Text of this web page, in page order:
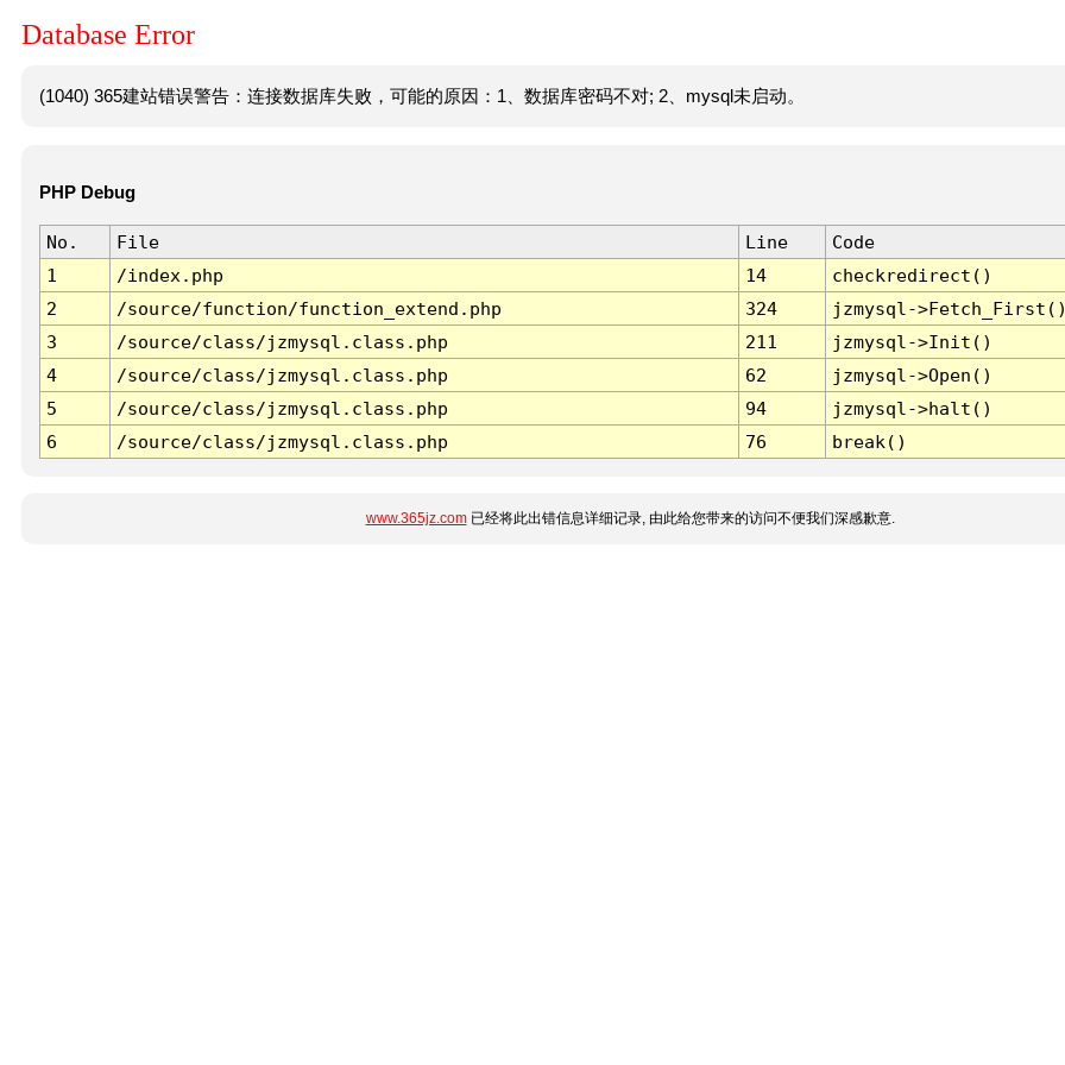
Database Error
(1040) 365建站错误警告：连接数据库失败，可能的原因：1、数据库密码不对; 2、mysql未启动。
PHP Debug
No. File Line
Code
1
/index.php 14
checkredirect()
2
/source/function/function_extend.php 324
jzmysql-
3
/source/class/jzmysql.class.php 211
jzmysql->Init()
4
/source/class/jzmysql.class.php 62
jzmysql->Open()
5
/source/class/jzmysql.class.php 94
jzmysql->halt()
6
/source/class/jzmysql.class.php 76 break()
www.365jz.com已经将此出错信息详细记录, 由此给您带来的访问不便我们深感歉意.